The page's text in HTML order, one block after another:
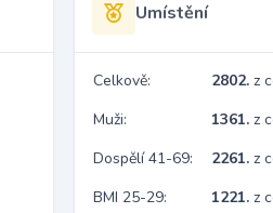
Umístění
Celkově: 2802. z
Muži:
1361. z
Dospělí 41-69:
2261. z
BMI 25-29:
1221. z